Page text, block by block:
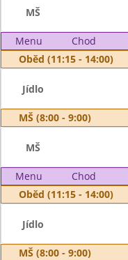
MŠ
Menu Chod
Oběd (11:15 - 14:00)
Jídlo
MŠ (8:00 - 9:00)
MŠ
Menu Chod
Oběd (11:15 - 14:00)
Jídlo
MŠ (8:00 - 9:00)